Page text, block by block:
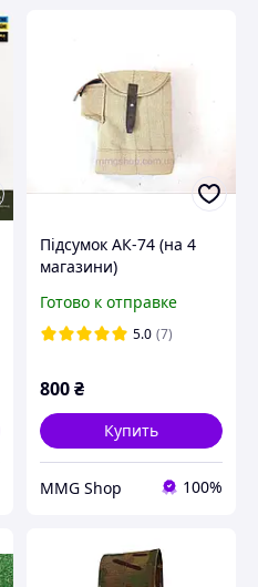
Підсумок АК-74 (на 4
магазини)
Готово к отправке
5.0 (7)
800₴
Купить
MMG Shop 100%